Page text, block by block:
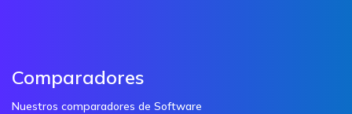
Comparadores
Nuestros comparadores de Software